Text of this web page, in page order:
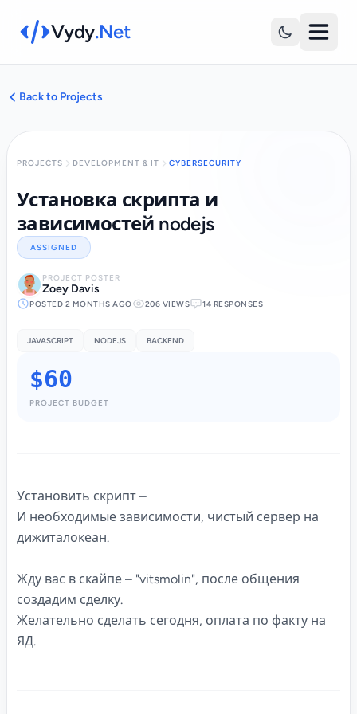
Vydy.Net
Back to Projects
PROJECTS DEVELOPMENT & IT CYBERSECURITY
Установка скрипта и
зависимостей nodejs
ASSIGNED
PROJECT POSTER
Zoey Davis
POSTED 2 MONTHS AGO 206 VIEWS 14 RESPONSES
JAVASCRIPT NODEJS BACKEND
$60
PROJECT BUDGET
Установить скрипт –
И необходимые зависимости, чистый сервер на
дижиталокеан.
Жду вас в скайпе – "vitsmolin", после общения
создадим сделку.
Желательно сделать сегодня, оплата по факту на
ЯД.